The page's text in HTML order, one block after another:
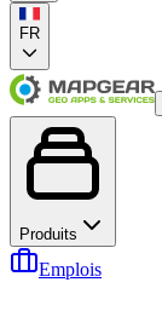
FR
Produits
Emplois